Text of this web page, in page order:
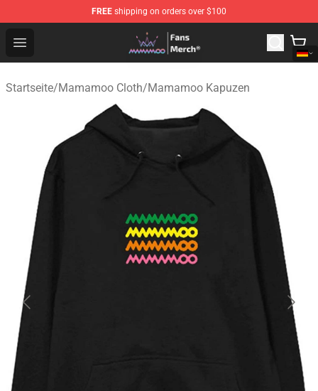
FREE shipping on orders over $100
Open menu
Mamamoo Store - Official Mamamoo Merchandise Shop
Startseite/Mamamoo Cloth/Mamamoo Kapuzen